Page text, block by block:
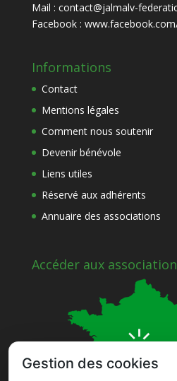
Mail : contact@jalmalv-
Facebook :
Informations
Contact
Mentions légales
Comment nous soutenir
Devenir bénévole
Liens utiles
Réservé aux adhérents
Annuaire des associations
Accéder aux
Gestion des cookies